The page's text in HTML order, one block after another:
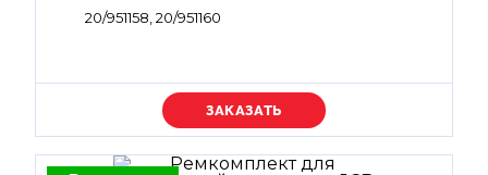
20/951158, 20/951160
Уточняйте цену